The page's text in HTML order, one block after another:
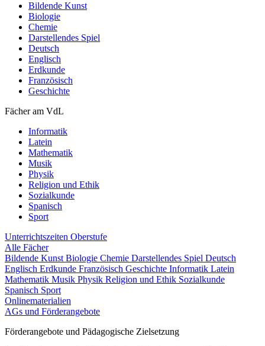
Bildende Kunst
Biologie
Chemie
Darstellendes Spiel
Deutsch
Englisch
Erdkunde
Französisch
Geschichte
Fächer am VdL
Informatik
Latein
Mathematik
Musik
Physik
Religion und Ethik
Sozialkunde
Spanisch
Sport
Unterrichtszeiten Oberstufe
Alle Fächer
Bildende Kunst Biologie Chemie Darstellendes Spiel Deutsch
Englisch Erdkunde Französisch Geschichte Informatik Latein
Mathematik Musik Physik Religion und Ethik Sozialkunde
Spanisch Sport
Onlinematerialien
AGs und Förderangebote
Förderangebote und Pädagogische Zielsetzung